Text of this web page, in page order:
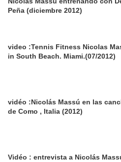
Peña (diciembre 2012)
video :Tennis Fitness Nicolas
in South Beach. Miami.(07/2012)
vidéo :Nicolás Massú en las
de Como , Italia (2012)
Vidéo : entrevista a Nicolás